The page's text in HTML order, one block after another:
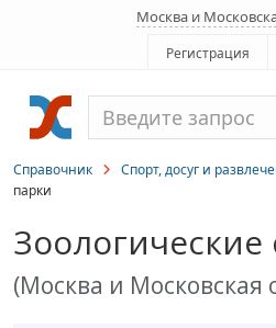
Москва и
Регистрация
Справочник Спорт, досуг и
парки
(Москва и Московская